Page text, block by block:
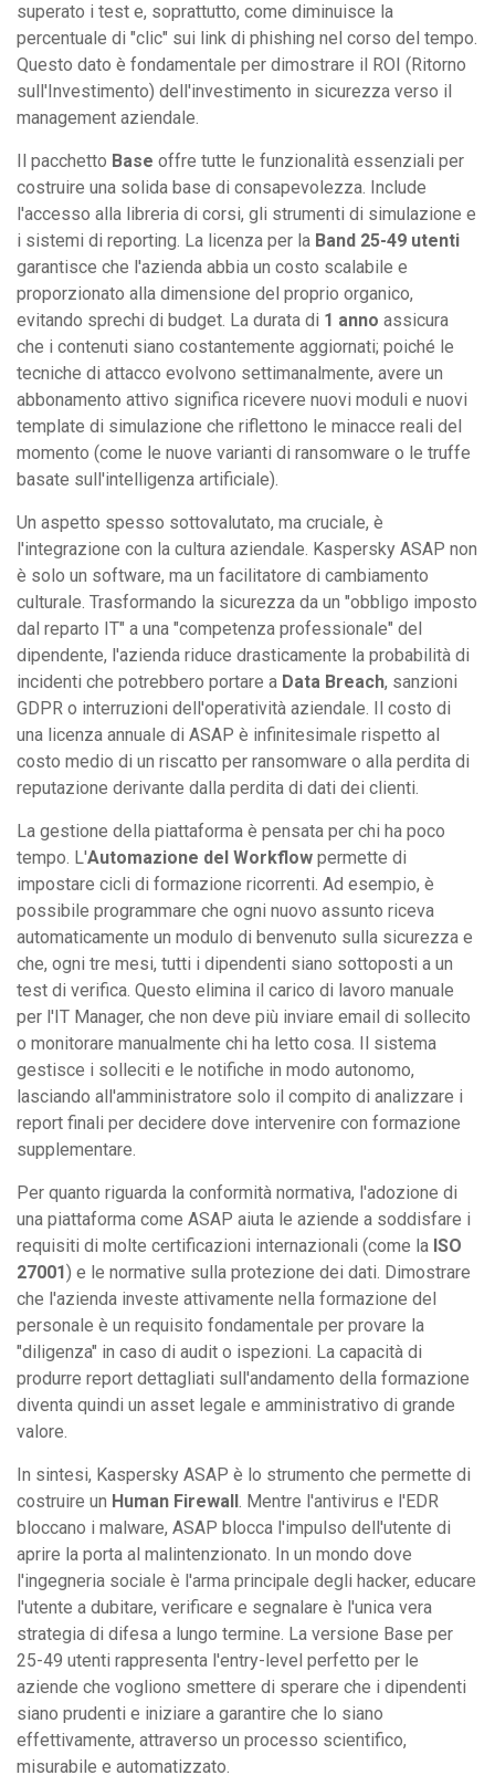
superato i test e, soprattutto, come diminuisce la
percentuale di "clic" sui link di phishing nel corso del tempo.
Questo dato è fondamentale per dimostrare il ROI (Ritorno
sull'Investimento) dell'investimento in sicurezza verso il
management aziendale.
Il pacchetto Base offre tutte le funzionalità essenziali per
costruire una solida base di consapevolezza. Include
l'accesso alla libreria di corsi, gli strumenti di simulazione e
i sistemi di reporting. La licenza per la Band 25-49 utenti
garantisce che l'azienda abbia un costo scalabile e
proporzionato alla dimensione del proprio organico,
evitando sprechi di budget. La durata di 1 anno assicura
che i contenuti siano costantemente aggiornati; poiché le
tecniche di attacco evolvono settimanalmente, avere un
abbonamento attivo significa ricevere nuovi moduli e nuovi
template di simulazione che riflettono le minacce reali del
momento (come le nuove varianti di ransomware o le truffe
basate sull'intelligenza artificiale).
Un aspetto spesso sottovalutato, ma cruciale, è
l'integrazione con la cultura aziendale. Kaspersky ASAP non
è solo un software, ma un facilitatore di cambiamento
culturale. Trasformando la sicurezza da un "obbligo imposto
dal reparto IT" a una "competenza professionale" del
dipendente, l'azienda riduce drasticamente la probabilità di
incidenti che potrebbero portare a Data Breach, sanzioni
GDPR o interruzioni dell'operatività aziendale. Il costo di
una licenza annuale di ASAP è infinitesimale rispetto al
costo medio di un riscatto per ransomware o alla perdita di
reputazione derivante dalla perdita di dati dei clienti.
La gestione della piattaforma è pensata per chi ha poco
tempo. L'Automazione del Workflow permette di
impostare cicli di formazione ricorrenti. Ad esempio, è
possibile programmare che ogni nuovo assunto riceva
automaticamente un modulo di benvenuto sulla sicurezza e
che, ogni tre mesi, tutti i dipendenti siano sottoposti a un
test di verifica. Questo elimina il carico di lavoro manuale
per l'IT Manager, che non deve più inviare email di sollecito
o monitorare manualmente chi ha letto cosa. Il sistema
gestisce i solleciti e le notifiche in modo autonomo,
lasciando all'amministratore solo il compito di analizzare i
report finali per decidere dove intervenire con formazione
supplementare.
Per quanto riguarda la conformità normativa, l'adozione di
una piattaforma come ASAP aiuta le aziende a soddisfare i
requisiti di molte certificazioni internazionali (come la ISO
27001) e le normative sulla protezione dei dati. Dimostrare
che l'azienda investe attivamente nella formazione del
personale è un requisito fondamentale per provare la
"diligenza" in caso di audit o ispezioni. La capacità di
produrre report dettagliati sull'andamento della formazione
diventa quindi un asset legale e amministrativo di grande
valore.
In sintesi, Kaspersky ASAP è lo strumento che permette di
costruire un Human Firewall. Mentre l'antivirus e l'EDR
bloccano i malware, ASAP blocca l'impulso dell'utente di
aprire la porta al malintenzionato. In un mondo dove
l'ingegneria sociale è l'arma principale degli hacker, educare
l'utente a dubitare, verificare e segnalare è l'unica vera
strategia di difesa a lungo termine. La versione Base per
25-49 utenti rappresenta l'entry-level perfetto per le
aziende che vogliono smettere di sperare che i dipendenti
siano prudenti e iniziare a garantire che lo siano
effettivamente, attraverso un processo scientifico,
misurabile e automatizzato.